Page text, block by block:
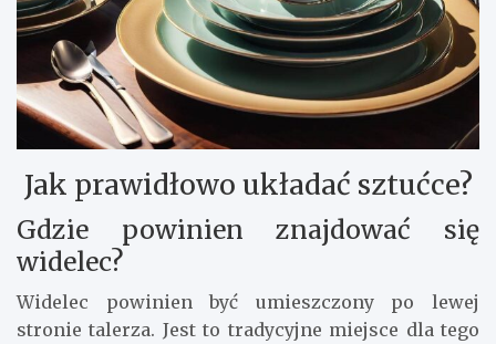
Jak prawidłowo układać sztućce?
Gdzie powinien znajdować się
widelec?
Widelec powinien być umieszczony po lewej
stronie talerza. Jest to tradycyjne miejsce dla tego